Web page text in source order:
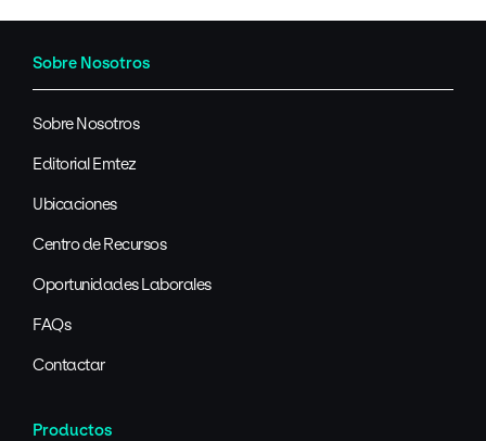
Sobre Nosotros
Sobre Nosotros
Editorial Emtez
Ubicaciones
Centro de Recursos
Oportunidades Laborales
FAQs
Contactar
Productos